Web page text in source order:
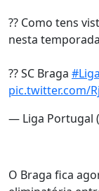
?? Como tens
nesta
?? SC Braga
pic.twitter.com/
— Liga Portugal
O Braga fica